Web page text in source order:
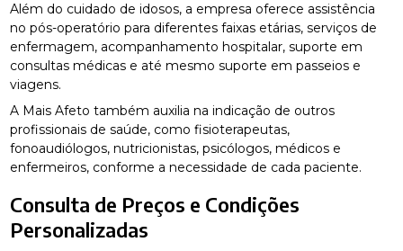
Além do cuidado de idosos, a empresa oferece assistência
no pós-operatório para diferentes faixas etárias, serviços de
enfermagem, acompanhamento hospitalar, suporte em
consultas médicas e até mesmo suporte em passeios e
viagens.
A Mais Afeto também auxilia na indicação de outros
profissionais de saúde, como fisioterapeutas,
fonoaudiólogos, nutricionistas, psicólogos, médicos e
enfermeiros, conforme a necessidade de cada paciente.
Consulta de Preços e Condições
Personalizadas